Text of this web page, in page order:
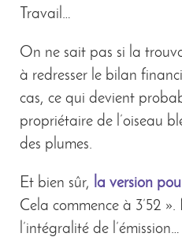
Travail…
On ne sait pas si la
à redresser le bilan
cas, ce qui devient
propriétaire de l’oiseau
des plumes.
Et bien sûr, la version
Cela commence à 3’52
l’intégralité de l’émission…